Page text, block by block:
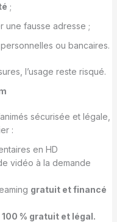
;
une fausse adresse ;
ou bancaires.
l’usage reste risqué.
sécurisée et légale,
:
en HD
vidéo à la demande
gratuit et financé
100 % gratuit et légal.